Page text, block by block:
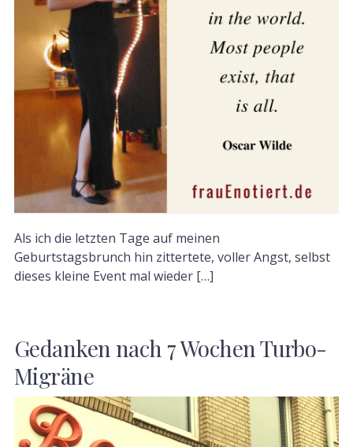
Als ich die letzten Tage auf meinen
Geburtstagsbrunch hin zittertete, voller Angst, selbst
dieses kleine Event mal wieder […]
Gedanken nach 7 Wochen Turbo-
Migräne